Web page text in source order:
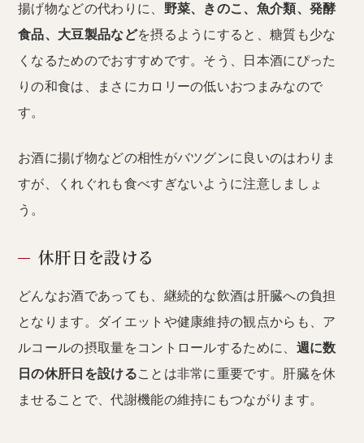
揚げ物などの代わりに、 野菜、きのこ、魚介類、発酵
食品、大豆製品などを摂るようにすると、糖質も少な
くなるためのでおすすめです。そう、日本酒にぴった
りの和食は、まさにカロリーの低いおつまみなので
す。
お酒に揚げ物などの相性がバツグンに良いのはわりま
すが、くれぐれも食べすぎないように注意しましょ
う。
休肝日を設ける
どんなお酒であっても、継続的な飲酒は肝臓への負担
となります。ダイエットや健康維持の観点からも、ア
ルコールの摂取量をコントロールするために、 週に数
日の休肝日を設けることは非常に重要です。肝臓を休
ませることで、代謝機能の維持にもつながります。